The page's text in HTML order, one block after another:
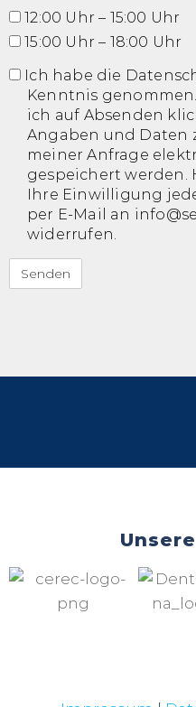
12:00 Uhr – 15:00 Uhr
15:00 Uhr – 18:00 Uhr
Ich habe die
Kenntnis
ich auf Absenden
Angaben und Daten
meiner Anfrage
gespeichert werden.
Ihre Einwilligung
per E-Mail an
widerrufen.